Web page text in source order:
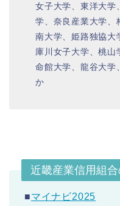
女子大学、東洋大学
学、奈良産業大学、
南大学、姫路独協大
庫川女子大学、桃山
命館大学、龍谷大学
か
近畿産業信用組
■マイナビ2025